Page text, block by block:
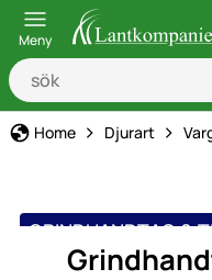
Meny
Home Djurart
GRINDHANDTAG &